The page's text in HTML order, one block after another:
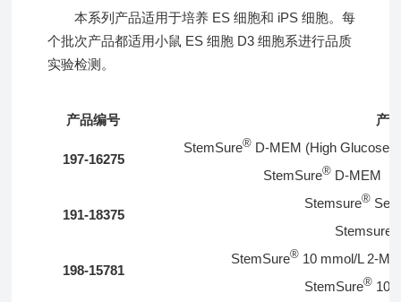
本系列产品适用于培养 ES 细胞和 iPS 细胞。每
个批次产品都适用小鼠 ES 细胞 D3 细胞系进行品质
实验检测。
产品编号 产
197-16275
StemSure® D-MEM (High Glucose)
StemSure® D-MEM（
191-18375
Stemsure®
Stemsure
198-15781
StemSure®10 mmol/L 2-
StemSure® 10